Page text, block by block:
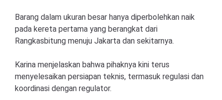
Barang dalam ukuran besar hanya diperbolehkan naik
pada kereta pertama yang berangkat dari
Rangkasbitung menuju Jakarta dan sekitarnya.
Karina menjelaskan bahwa pihaknya kini terus
menyelesaikan persiapan teknis, termasuk regulasi dan
koordinasi dengan regulator.